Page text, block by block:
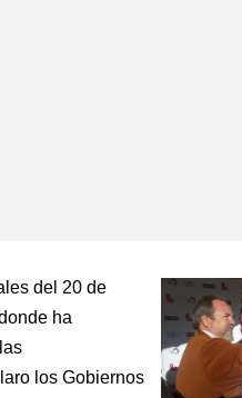
del 20 de
ha
los Gobiernos